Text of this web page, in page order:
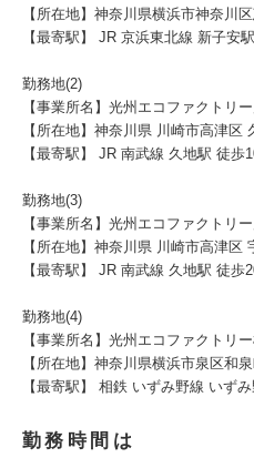
【所在地】神奈川県横浜市神奈川
【最寄駅】 JR 京浜東北線 新子安
勤務地(2)
【事業所名】光州エコファクトリ
【所在地】神奈川県 川崎市高津区
【最寄駅】 JR 南武線 久地駅 徒歩
勤務地(3)
【事業所名】光州エコファクトリ
【所在地】神奈川県 川崎市高津区
【最寄駅】 JR 南武線 久地駅 徒歩
勤務地(4)
【事業所名】光州エコファクトリ
【所在地】神奈川県横浜市泉区和
【最寄駅】 相鉄 いずみ野線 いず
勤務時間は